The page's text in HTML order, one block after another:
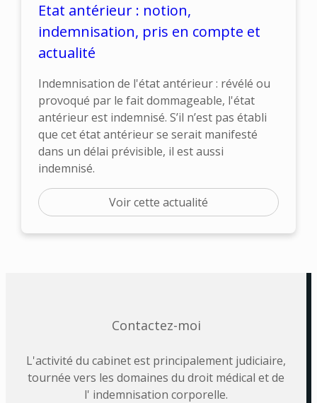
Etat antérieur : notion,
indemnisation, pris en compte et
actualité
Indemnisation de l'état antérieur : révélé ou
provoqué par le fait dommageable, l'état
antérieur est indemnisé. S’il n’est pas établi
que cet état antérieur se serait manifesté
dans un délai prévisible, il est aussi
indemnisé.
Voir cette actualité
Contactez-moi
L'activité du cabinet est principalement judiciaire,
tournée vers les domaines du droit médical et de
l' indemnisation corporelle.